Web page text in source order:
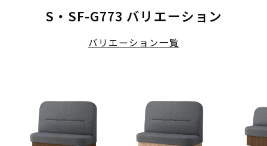
S・SF-G773 バリエーション
バリエーション一覧